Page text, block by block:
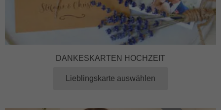
DANKESKARTEN HOCHZEIT
Lieblingskarte auswählen